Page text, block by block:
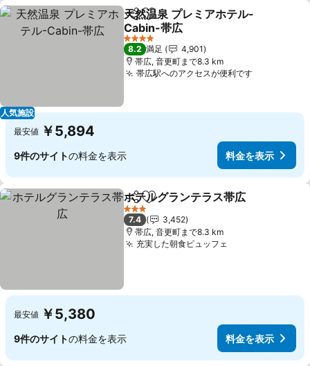
人気施設
シェアお気に入りに追加
天然温泉 プレミアホテル-
Cabin-帯広
料金を表示
4 ホテルのランク
8.2 満足
4,901
帯広, 音更町まで8.3 km
帯広駅へのアクセスが便利です料金を表示
最安値 ￥5,894
9件のサイトの料金を表示 料金を表示
シェアお気に入りに追加
ホテルグランテラス帯広
3 ホテルのランク
7.4
3,452
帯広, 音更町まで8.3 km
充実した朝食ビュッフェ
最安値 ￥5,380
9件のサイトの料金を表示 料金を表示